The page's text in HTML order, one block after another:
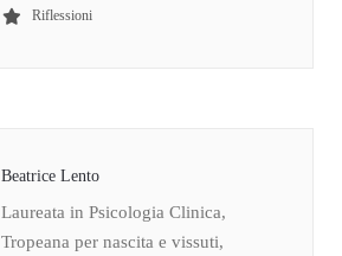
Riflessioni
Beatrice Lento
Laureata in Psicologia Clinica,
Tropeana per nascita e vissuti,